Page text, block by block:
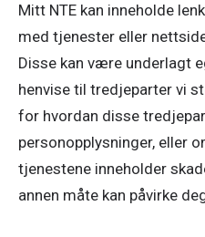
Mitt NTE kan inneholde
med tjenester eller
Disse kan være underlagt
henvise til tredjeparter vi
for hvordan disse
personopplysninger, eller
tjenestene inneholder
annen måte kan påvirke